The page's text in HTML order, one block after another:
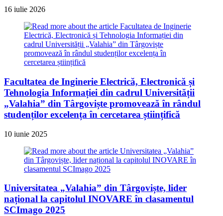
16 iulie 2026
Facultatea de Inginerie Electrică, Electronică și
Tehnologia Informației din cadrul Universității
„Valahia” din Târgoviște promovează în rândul
studenților excelența în cercetarea științifică
10 iunie 2025
Universitatea „Valahia” din Târgoviște, lider
național la capitolul INOVARE în clasamentul
SCImago 2025